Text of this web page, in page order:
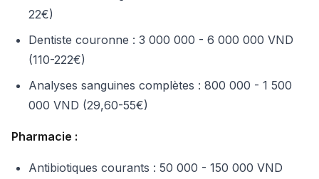
22€)
Dentiste couronne : 3 000 000 - 6 000 000 VND
(110-222€)
Analyses sanguines complètes : 800 000 - 1 500
000 VND (29,60-55€)
Pharmacie :
Antibiotiques courants : 50 000 - 150 000 VND